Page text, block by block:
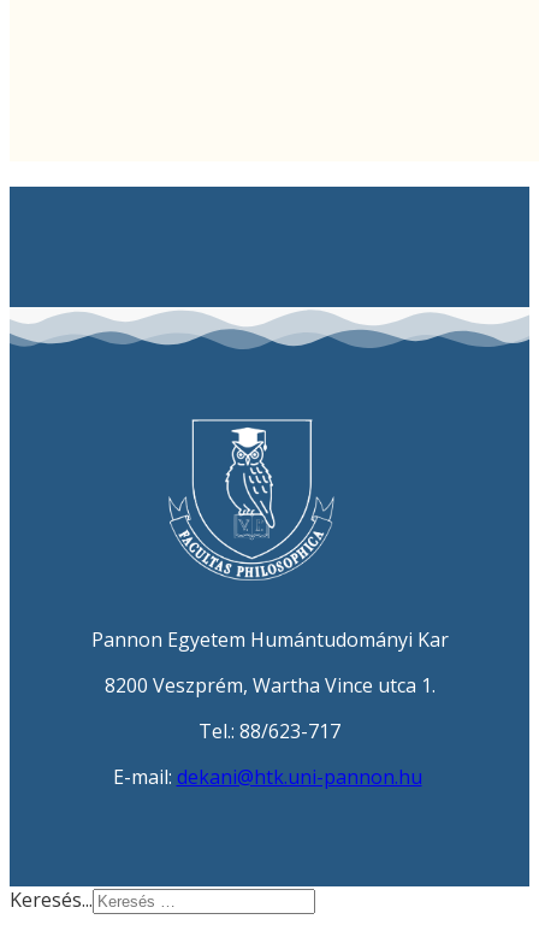
Pannon Egyetem Humántudományi Kar
8200 Veszprém, Wartha Vince utca 1.
Tel.: 88/623-717
E-mail: dekani@htk.uni-pannon.hu
Keresés...